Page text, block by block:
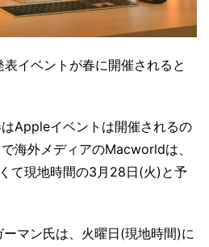
イベントが春に開催されると
Appleイベントは開催されるの
海外メディアのMacworldは、
て現地時間の3月28日(火)と予
マン氏は、火曜日(現地時間)に